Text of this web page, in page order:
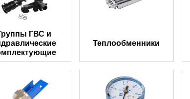
ГВС и
Теплообменники